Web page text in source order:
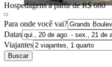
Hospedagens a partir de R$ 680
Para onde você vai?
Datas
Viajantes
Buscar